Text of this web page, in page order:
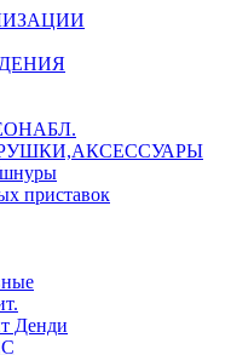
шнуры
приставок
Денди